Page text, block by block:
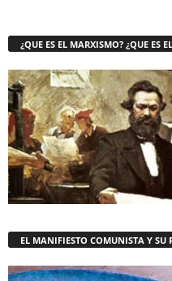
¿QUE ES EL MARXISMO? ¿QUE ES
EL MANIFIESTO COMUNISTA Y SU